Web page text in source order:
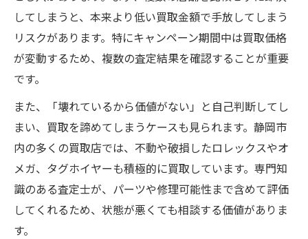
してしまうと、本来より低い買取金額で手放してしまう
リスクがあります。特にキャンペーン期間中は買取価格
が変動するため、複数の査定結果を確認することが重要
です。
また、「壊れているから価値がない」と自己判断してし
まい、買取を諦めてしまうケースも見られます。静岡市
内の多くの買取店では、不動や破損したロレックスやオ
メガ、タグホイヤーも積極的に買取しています。専門知
識のある査定士が、パーツや修理可能性まで含めて評価
してくれるため、状態が悪くても相談する価値がありま
す。